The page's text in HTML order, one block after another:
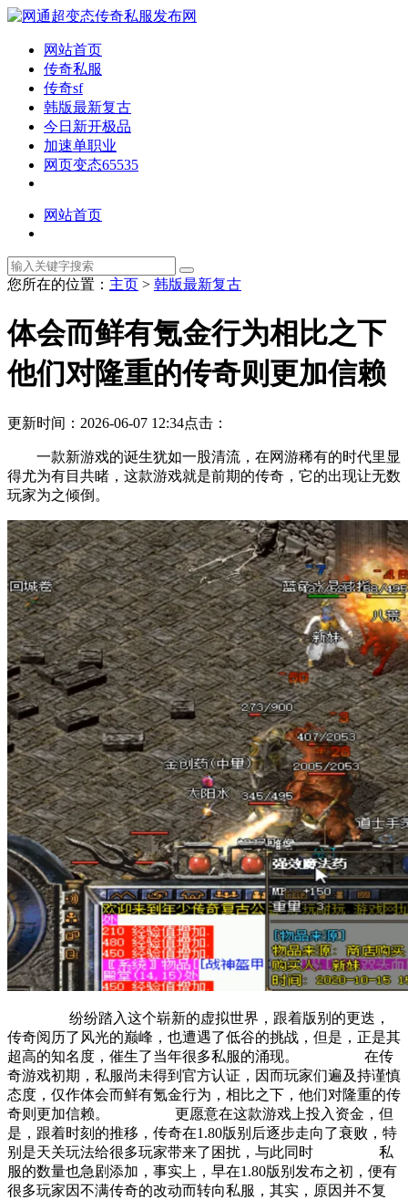
网站首页
传奇私服
传奇sf
韩版最新复古
今日新开极品
加速单职业
网页变态65535
网站首页
您所在的位置： 主页 > 韩版最新复古
体会而鲜有氪金行为相比之下
他们对隆重的传奇则更加信赖
更新时间：2026-06-07 12:34点击：
一款新游戏的诞生犹如一股清流，在网游稀有的时代里显
得尤为有目共睹，这款游戏就是前期的传奇，它的出现让无数
玩家为之倾倒。
纷纷踏入这个崭新的虚拟世界，跟着版别的更迭，
传奇阅历了风光的巅峰，也遭遇了低谷的挑战，但是，正是其
超高的知名度，催生了当年很多私服的涌现。 在传
奇游戏初期，私服尚未得到官方认证，因而玩家们遍及持谨慎
态度，仅作体会而鲜有氪金行为，相比之下，他们对隆重的传
奇则更加信赖。 更愿意在这款游戏上投入资金，但
是，跟着时刻的推移，传奇在1.80版别后逐步走向了衰败，特
别是天关玩法给很多玩家带来了困扰，与此同时 私
服的数量也急剧添加，事实上，早在1.80版别发布之初，便有
很多玩家因不满传奇的改动而转向私服，其实，原因并不复